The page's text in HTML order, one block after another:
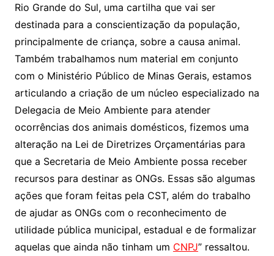
Rio Grande do Sul, uma cartilha que vai ser
destinada para a conscientização da população,
principalmente de criança, sobre a causa animal.
Também trabalhamos num material em conjunto
com o Ministério Público de Minas Gerais, estamos
articulando a criação de um núcleo especializado na
Delegacia de Meio Ambiente para atender
ocorrências dos animais domésticos, fizemos uma
alteração na Lei de Diretrizes Orçamentárias para
que a Secretaria de Meio Ambiente possa receber
recursos para destinar as ONGs. Essas são algumas
ações que foram feitas pela CST, além do trabalho
de ajudar as ONGs com o reconhecimento de
utilidade pública municipal, estadual e de formalizar
aquelas que ainda não tinham um CNPJ” ressaltou.